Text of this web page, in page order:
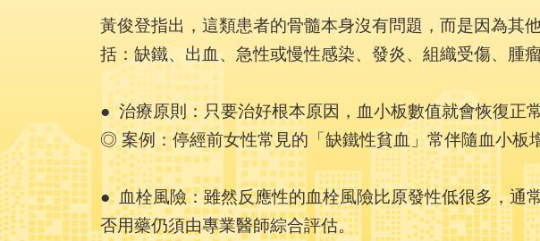
黃俊登指出，這類患者的骨髓本身沒有問題，而是因為其
括：缺鐵、出血、急性或慢性感染、發炎、組織受傷、腫
● 治療原則：只要治好根本原因，血小板數值就會恢復正常
◎ 案例：停經前女性常見的「缺鐵性貧血」常伴隨血小板
● 血栓風險：雖然反應性的血栓風險比原發性低很多，通
否用藥仍須由專業醫師綜合評估。